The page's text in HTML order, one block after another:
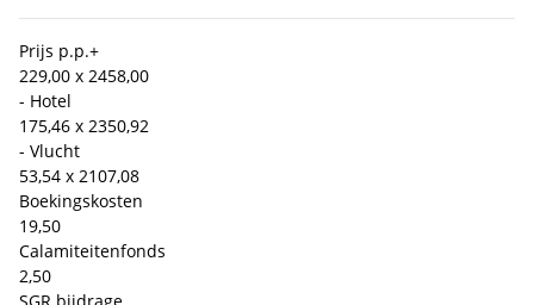
Prijs p.p.+
229,00 x 2458,00
- Hotel
175,46 x 2350,92
- Vlucht
53,54 x 2107,08
Boekingskosten
19,50
Calamiteitenfonds
2,50